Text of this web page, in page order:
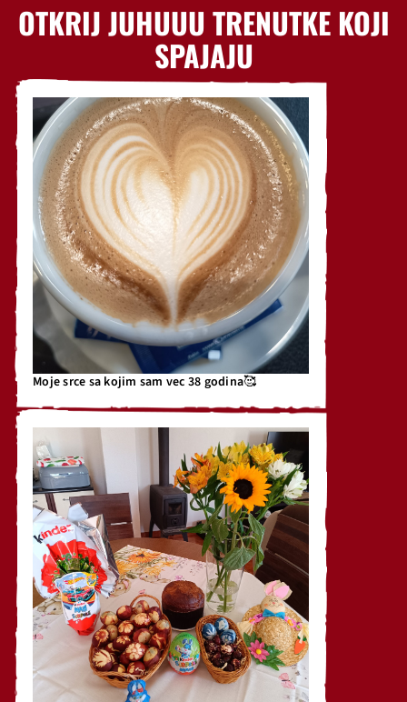
OTKRIJ JUHUUU TRENUTKE KOJI
SPAJAJU
Moje srce sa kojim sam vec 38 godina🥰